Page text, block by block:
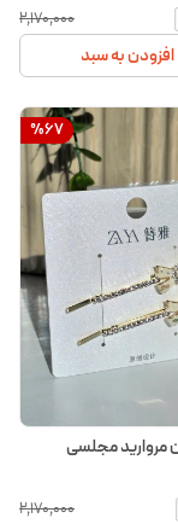
۲٬۱۷۰٬۰۰۰
افزودن به سبد
%67
مروارید مجلسی
۲٬۱۷۰٬۰۰۰